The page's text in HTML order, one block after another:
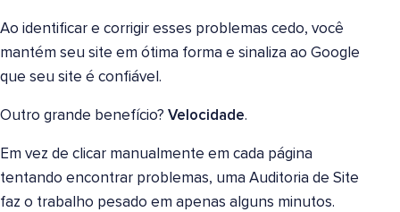
Ao identificar e corrigir esses problemas cedo, você
mantém seu site em ótima forma e sinaliza ao Google
que seu site é confiável.
Outro grande benefício? Velocidade.
Em vez de clicar manualmente em cada página
tentando encontrar problemas, uma Auditoria de Site
faz o trabalho pesado em apenas alguns minutos.